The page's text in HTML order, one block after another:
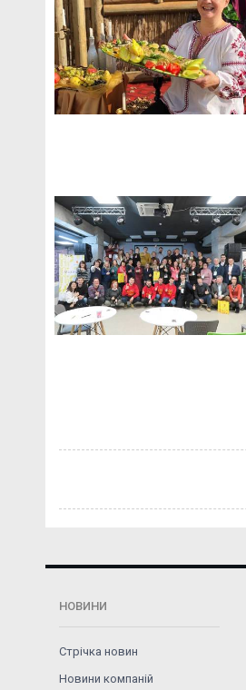
НОВИНИ
Стрічка новин
Новини компаній